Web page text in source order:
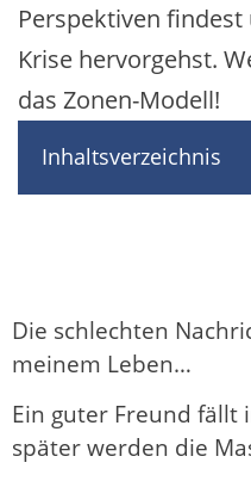
Perspektiven
Krise hervorgehst.
das Zonen-Modell!
Inhaltsverzeichnis
Die schlechten
meinem Leben…
Ein guter Freund fällt
später werden die